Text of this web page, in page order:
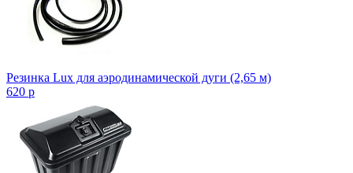
Резинка Lux для аэродинамической дуги (2,65 м)
620 p